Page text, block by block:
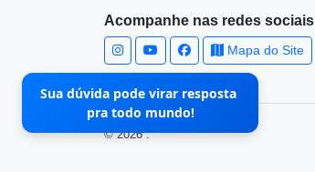
Acompanhe nas redes sociais
Mapa do Site
© 2026 .
Sua dúvida pode virar resposta
pra todo mundo!